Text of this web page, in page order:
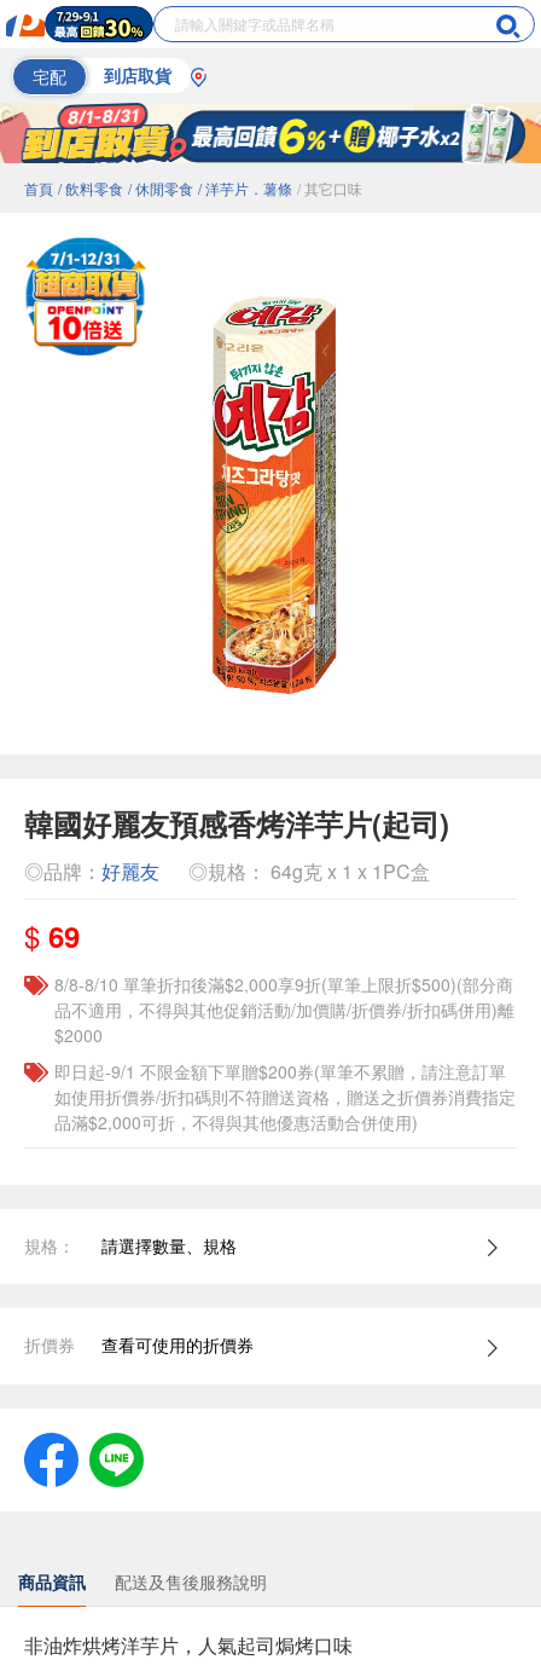
宅配 到店取貨
首頁 / 飲料零食 / 休閒零食 / 洋芋片．薯條 / 其它口味
韓國好麗友預感香烤洋芋片(起司)
◎品牌： 好麗友 ◎規格： 64g克 x 1 x 1PC盒
$ 69
8/8-8/10 單筆折扣後滿$2,000享9折(單筆上限折$500)(部分商
品不適用，不得與其他促銷活動/加價購/折價券/折扣碼併用)離
$2000
即日起-9/1 不限金額下單贈$200券(單筆不累贈，請注意訂單
如使用折價券/折扣碼則不符贈送資格，贈送之折價券消費指定
品滿$2,000可折，不得與其他優惠活動合併使用)
規格： 請選擇數量、規格
折價券 查看可使用的折價券
商品資訊 配送及售後服務說明
非油炸烘烤洋芋片，人氣起司焗烤口味